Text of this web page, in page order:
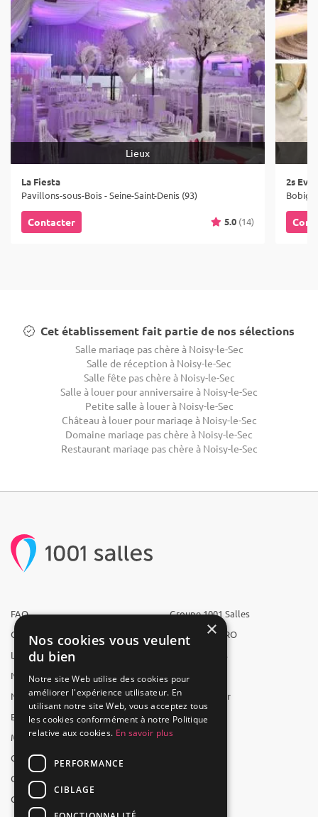
Lieux
La Fiesta
Pavillons-sous-Bois - Seine-Saint-Denis (93)
Contacter 5.0 (14)
2s
Cet établissement fait partie de nos sélections
Salle mariage pas chère à Noisy-le-Sec
Salle de réception à Noisy-le-Sec
Salle fête pas chère à Noisy-le-Sec
Salle à louer pour anniversaire à Noisy-le-Sec
Petite salle à louer à Noisy-le-Sec
Château à louer pour mariage à Noisy-le-Sec
Domaine mariage pas chère à Noisy-le-Sec
Restaurant mariage pas chère à Noisy-le-Sec
FAQ
Qui sommes-nous ?
L'équipe
Nous recrutons
Nos partenaires
Espace presse
Mentions légales
CGV
CGU
Contact
Groupe 1001 Salles
1001 Salles PRO
1001 Traiteurs
1001 Artistes
Reserverunbar
MP2
×
Nos cookies vous veulent
du bien
Notre site Web utilise des cookies pour
améliorer l'expérience utilisateur. En
utilisant notre site Web, vous acceptez tous
les cookies conformément à notre Politique
relative aux cookies. En savoir plus
PERFORMANCE
CIBLAGE